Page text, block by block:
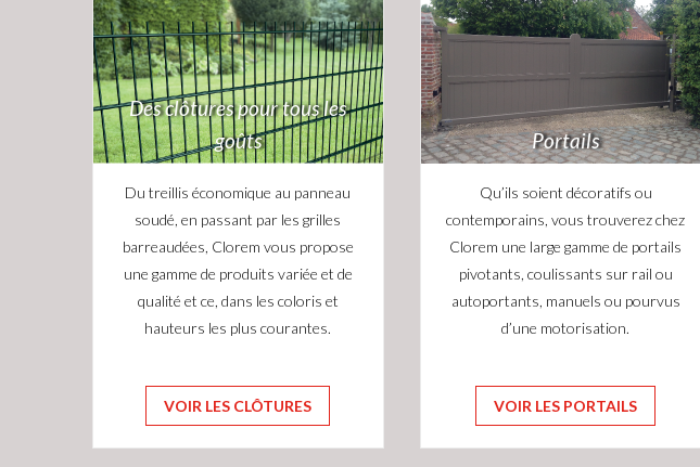
Des clôtures pour tous les
goûts
Du treillis économique au panneau
soudé, en passant par les grilles
barreaudées, Clorem vous propose
une gamme de produits variée et de
qualité et ce, dans les coloris et
hauteurs les plus courantes.
VOIR LES CLÔTURES
Portails
Qu’ils soient décoratifs ou
contemporains, vous trouverez chez
Clorem une large gamme de portails
pivotants, coulissants sur rail ou
autoportants, manuels ou pourvus
d’une motorisation.
VOIR LES PORTAILS